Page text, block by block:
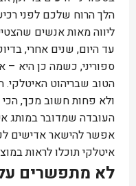
הלך הרוח שלכם לפני
ליווה מאות אנשים
עד היום, שנים אחרי,
ספוריני, כשמה כן היא –
הטוב שבריהוט האיטלקי.
ולא פחות חשוב מכך,
העובדה שמדובר במותג
אפשר להישאר אדישים
איטלקי תוכלו לראות
לא מתפשרים